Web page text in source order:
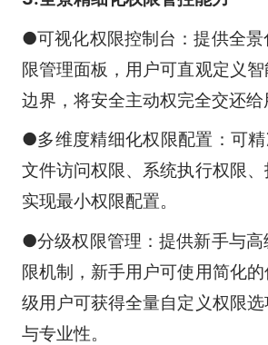
●可视化权限控制台：提供全景
限管理面板，用户可直观定义
边界，将安全主动权完全交还给
●多维度精细化权限配置：可
文件访问权限、系统执行权限、
实现最小权限配置。
●分级权限管理：提供新手与高
限机制，新手用户可使用简化
级用户可获得全量自定义权限
与专业性。